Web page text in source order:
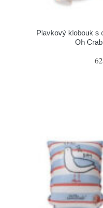
Plavkový klobouk s
Oh